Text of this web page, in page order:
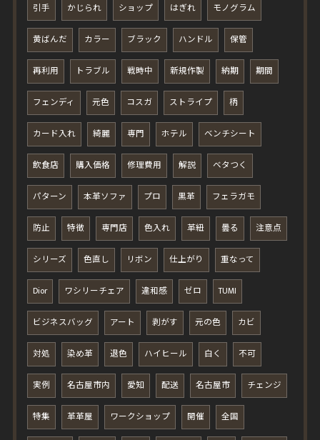
引手 かじられ ショップ はぎれ モノグラム
黄ばんだ カラー ブラック ハンドル 保管
再利用 トラブル 戦時中 新規作製 納期 期間
フェンディ 元色 コスガ ストライプ 柄
カード入れ 綺麗 専門 ホテル ベンチシート
飲食店 購入価格 修理費用 解説 ベタつく
パターン 本革ソファ プロ 黒革 フェラガモ
防止 特徴 専門店 色入れ 革紐 曇る 注意点
シリーズ 色直し リボン 仕上がり 重なって
Dior ワシリーチェア 違和感 ゼロ TUMI
ビジネスバッグ アート 剥がす 元の色 カビ
対処 染め革 退色 ハイヒール 白く 不可
実例 名古屋市内 愛知 配送 名古屋市 チェンジ
特集 革革屋 ワークショップ 開催 全国